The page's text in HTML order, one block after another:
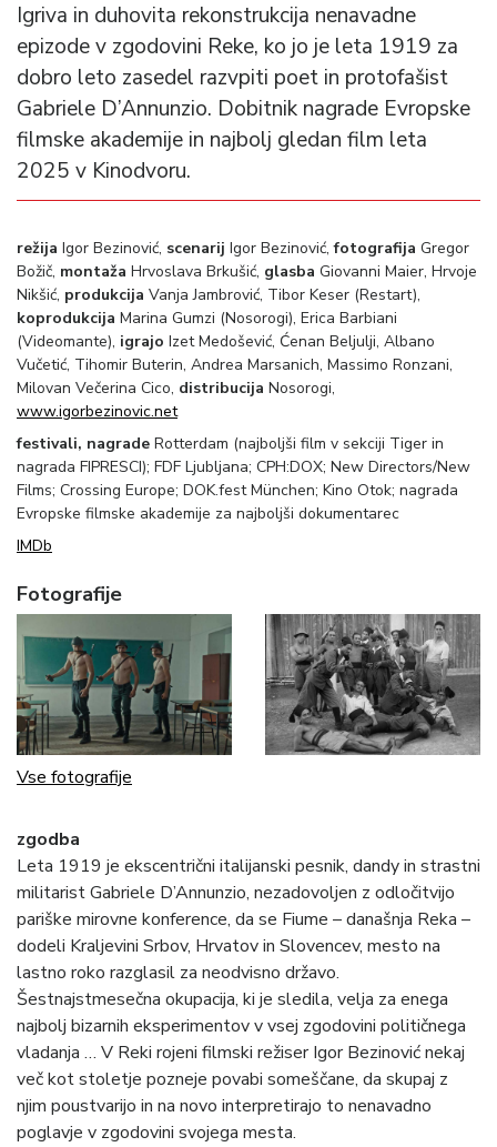
Igriva in duhovita rekonstrukcija nenavadne
epizode v zgodovini Reke, ko jo je leta 1919 za
dobro leto zasedel razvpiti poet in protofašist
Gabriele D’Annunzio. Dobitnik nagrade Evropske
filmske akademije in najbolj gledan film leta
2025 v Kinodvoru.
režija Igor Bezinović, scenarij Igor Bezinović,fotografija Gregor
Božič, montaža Hrvoslava Brkušić, glasba Giovanni Maier, Hrvoje
Nikšić, produkcija Vanja Jambrović, Tibor Keser (Restart),
koprodukcija Marina Gumzi (Nosorogi), Erica Barbiani
(Videomante), igrajo Izet Medošević, Ćenan Beljulji, Albano
Vučetić, Tihomir Buterin, Andrea Marsanich, Massimo Ronzani,
Milovan Večerina Cico, distribucija Nosorogi,
www.igorbezinovic.net
festivali, nagrade Rotterdam (najboljši film v sekciji Tiger in
nagrada FIPRESCI); FDF Ljubljana; CPH:DOX; New Directors/New
Films; Crossing Europe; DOK.fest München; Kino Otok; nagrada
Evropske filmske akademije za najboljši dokumentarec
IMDb
Fotografije
Vse fotografije
zgodba
Leta 1919 je ekscentrični italijanski pesnik, dandy in strastni
militarist Gabriele D’Annunzio, nezadovoljen z odločitvijo
pariške mirovne konference, da se Fiume – današnja Reka –
dodeli Kraljevini Srbov, Hrvatov in Slovencev, mesto na
lastno roko razglasil za neodvisno državo.
Šestnajstmesečna okupacija, ki je sledila, velja za enega
najbolj bizarnih eksperimentov v vsej zgodovini političnega
vladanja … V Reki rojeni filmski režiser Igor Bezinović nekaj
več kot stoletje pozneje povabi someščane, da skupaj z
njim poustvarijo in na novo interpretirajo to nenavadno
poglavje v zgodovini svojega mesta.